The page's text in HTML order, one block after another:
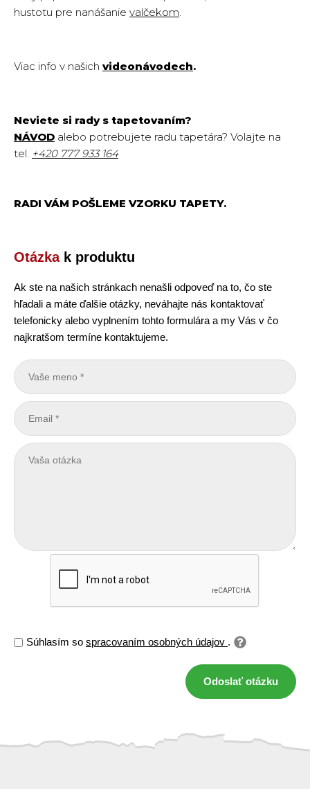
hustotu pre nanášanie valčekom.
Viac info v našich videonávodech.
Neviete si rady s tapetovaním?
NÁVOD alebo potrebujete radu tapetára? Volajte na
tel. +420 777 933 164
RADI VÁM POŠLEME VZORKU TAPETY.
Otázkak produktu
Ak ste na našich stránkach nenašli odpoveď na to, čo ste
hľadali a máte ďalšie otázky, neváhajte nás kontaktovať
telefonicky alebo vyplnením tohto formulára a my Vás v čo
najkratšom termíne kontaktujeme.
Súhlasím so spracovaním osobných údajov .
Odoslať otázku